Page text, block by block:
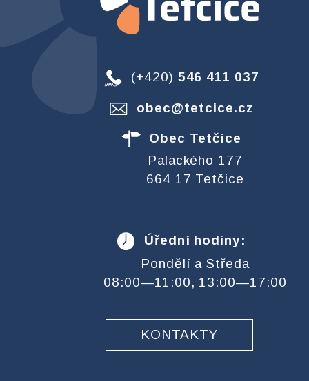
(+420) 546 411 037
obec@tetcice.cz
Obec Tetčice
Palackého 177
664 17 Tetčice
Úřední hodiny:
Pondělí a Středa
08:00—11:00, 13:00—17:00
KONTAKTY